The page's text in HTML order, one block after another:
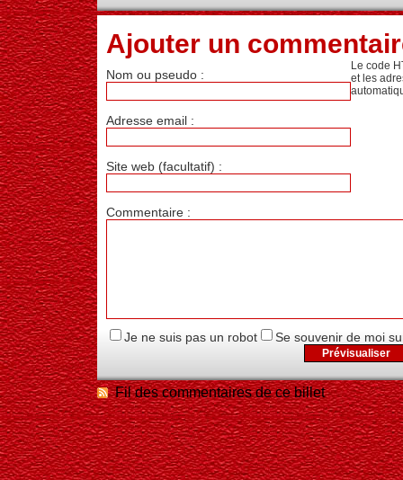
Ajouter un
Nom ou pseudo :
Adresse email :
Site web (facultatif) :
Commentaire :
Le code
et les
Je ne suis pas un robot Se souvenir de moi
Fil des commentaires de ce billet